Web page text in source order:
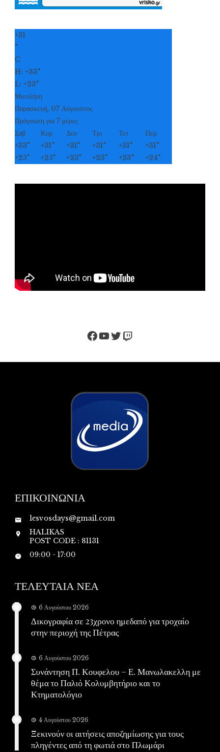
+31
°
C
H: +33°
L: +23°
Μυτιλήνη
Παρασκευή, 07 Αύγουστος
Πρόγνωση για 7 μέρες
Σαβ
Κυρ Δευ Τρι Τετ
Πεμ
+33° +31° +31° +31° +31° +31°
+25° +25° +23° +23° +23° +24°
Facebook
YouTube
Twitter
Twitch
ΕΠΙΚΟΙΝΩΝΙΑ
lesvosdays@gmail.com
HALIKAS
POST CODE : 81131
09:00 - 17:00
ΤΕΛΕΥΤΑΙΑ ΝΕΑ
6 Αυγούστου 2026
Δικογραφία σε 23χρονο ημεδαπό για τροχαίο
στην περιοχή της Πέτρας
6 Αυγούστου 2026
Συνάντηση Π. Κουφελου – Ε. Μανωλακελλη με
θέμα το Παλιό Κολυμβητήριο και το
Κτηματολόγιο
4 Αυγούστου 2026
Ξεκινούν οι αιτήσεις αποζημίωσης για τους
πληγέντες από τη φωτιά στο Πλωμάρι